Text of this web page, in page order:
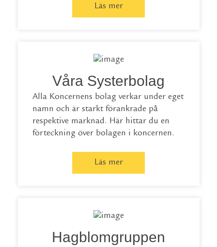
Läs mer
Våra Systerbolag
Alla Koncernens bolag verkar under eget
namn och är starkt förankrade på
respektive marknad. Här hittar du en
förteckning över bolagen i koncernen.
Läs mer
Hagblomgruppen